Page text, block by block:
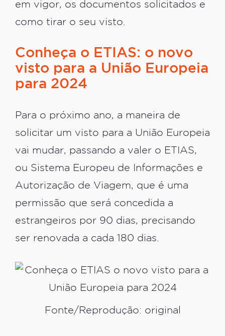
em vigor, os documentos solicitados e
como tirar o seu visto.
Conheça o ETIAS: o novo
visto para a União Europeia
para 2024
Para o próximo ano, a maneira de
solicitar um visto para a União Europeia
vai mudar, passando a valer o ETIAS,
ou Sistema Europeu de Informações e
Autorização de Viagem, que é uma
permissão que será concedida a
estrangeiros por 90 dias, precisando
ser renovada a cada 180 dias.
Fonte/Reprodução: original